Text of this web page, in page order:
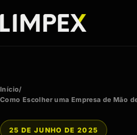
Início/
Como Escolher uma Empresa de Mão
25 DE JUNHO DE 2025